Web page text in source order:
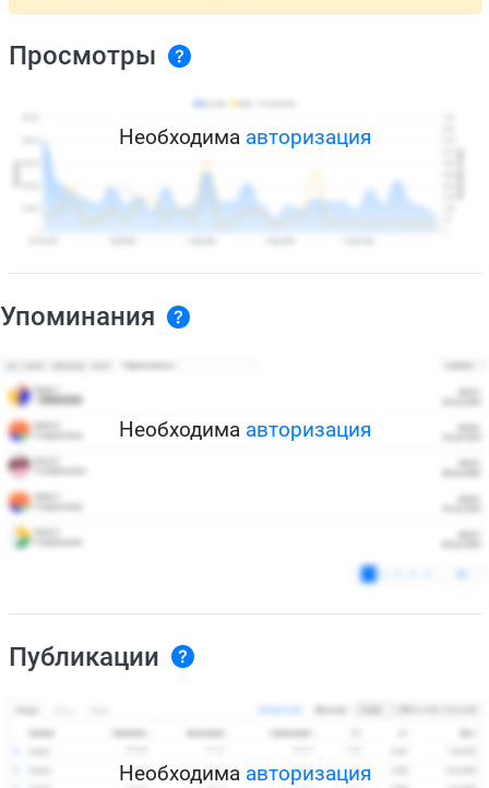
Просмотры
Необходима авторизация
Упоминания
Необходима авторизация
Публикации
Необходима авторизация